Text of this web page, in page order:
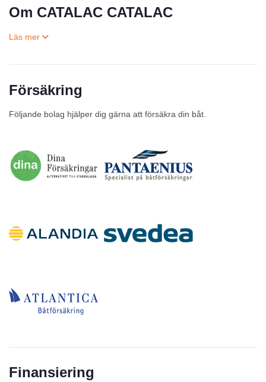
Om CATALAC CATALAC
Försäkring
Följande bolag hjälper dig gärna att försäkra din båt.
Finansiering